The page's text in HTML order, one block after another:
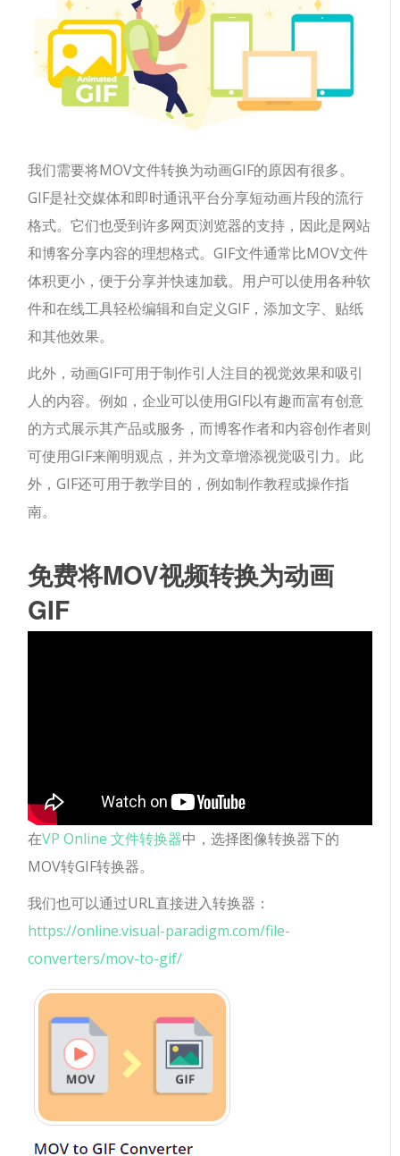
我们需要将MOV文件转换为动画GIF的原因有很多。
GIF是社交媒体和即时通讯平台分享短动画片段的流行
格式。它们也受到许多网页浏览器的支持，因此是网站
和博客分享内容的理想格式。GIF文件通常比MOV文件
体积更小，便于分享并快速加载。用户可以使用各种软
件和在线工具轻松编辑和自定义GIF，添加文字、贴纸
和其他效果。
此外，动画GIF可用于制作引人注目的视觉效果和吸引
人的内容。例如，企业可以使用GIF以有趣而富有创意
的方式展示其产品或服务，而博客作者和内容创作者则
可使用GIF来阐明观点，并为文章增添视觉吸引力。此
外，GIF还可用于教学目的，例如制作教程或操作指
南。
免费将MOV视频转换为动画
GIF
在VP Online 文件转换器中，选择图像转换器下的
MOV转GIF转换器。
我们也可以通过URL直接进入转换器：
https://online.visual-paradigm.com/file-
converters/mov-to-gif/